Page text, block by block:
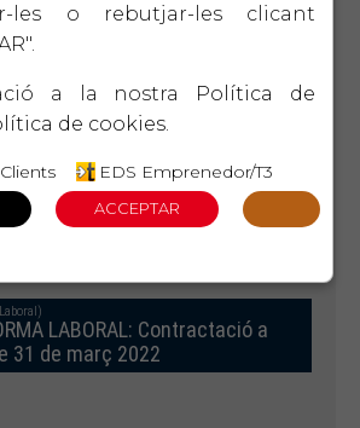
TERMINI DE CANVI DE
COTITZACIÓ –
AUTÒNOMS JUNY
1T 2022
LABORAL: Contractació a
31 de març 2022
les o rebutjar-les clicant
a la nostra
Política de
de cookies.
EDS Emprenedor/T3